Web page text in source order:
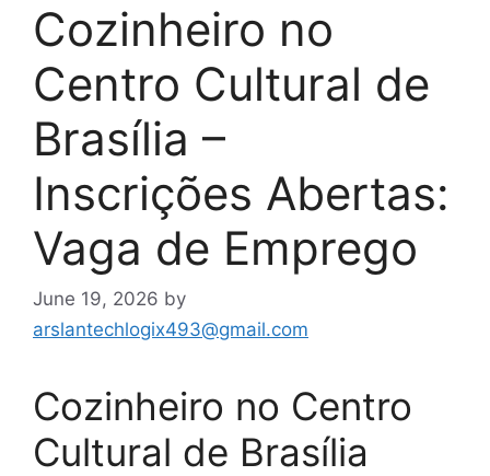
Cozinheiro no
Centro Cultural de
Brasília –
Inscrições Abertas:
Vaga de Emprego
June 19, 2026 by
arslantechlogix493@gmail.com
Cozinheiro no Centro
Cultural de Brasília